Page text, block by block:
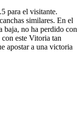
para el visitante.
similares. En el
baja, no ha perdido con
este Vitoria tan
apostar a una victoria